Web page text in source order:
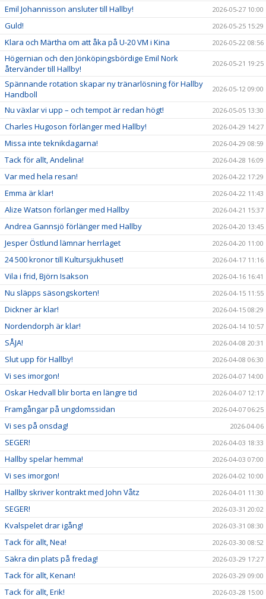
Emil Johannisson ansluter till Hallby! 2026-05-27 10:00
Guld! 2026-05-25 15:29
Klara och Märtha om att åka på U-20 VM i Kina 2026-05-22 08:56
Högernian och den Jönköpingsbördige Emil Nork
återvänder till Hallby!
2026-05-21 19:25
Spännande rotation skapar ny tränarlösning för Hallby
Handboll
2026-05-12 09:00
Nu växlar vi upp – och tempot är redan högt! 2026-05-05 13:30
Charles Hugoson förlänger med Hallby! 2026-04-29 14:27
Missa inte teknikdagarna! 2026-04-29 08:59
Tack för allt, Andelina! 2026-04-28 16:09
Var med hela resan! 2026-04-22 17:29
Emma är klar! 2026-04-22 11:43
Alize Watson förlänger med Hallby 2026-04-21 15:37
Andrea Gannsjö förlänger med Hallby 2026-04-20 13:45
Jesper Östlund lämnar herrlaget 2026-04-20 11:00
24 500 kronor till Kultursjukhuset! 2026-04-17 11:16
Vila i frid, Björn Isakson 2026-04-16 16:41
Nu släpps säsongskorten! 2026-04-15 11:55
Dickner är klar! 2026-04-15 08:29
Nordendorph är klar! 2026-04-14 10:57
SÅJA! 2026-04-08 20:31
Slut upp för Hallby! 2026-04-08 06:30
Vi ses imorgon! 2026-04-07 14:00
Oskar Hedvall blir borta en längre tid 2026-04-07 12:17
Framgångar på ungdomssidan 2026-04-07 06:25
Vi ses på onsdag! 2026-04-06
SEGER! 2026-04-03 18:33
Hallby spelar hemma! 2026-04-03 07:00
Vi ses imorgon! 2026-04-02 10:00
Hallby skriver kontrakt med John Våtz 2026-04-01 11:30
SEGER! 2026-03-31 20:02
Kvalspelet drar igång! 2026-03-31 08:30
Tack för allt, Nea! 2026-03-30 08:52
Säkra din plats på fredag! 2026-03-29 17:27
Tack för allt, Kenan! 2026-03-29 09:00
Tack för allt, Erik! 2026-03-28 15:00